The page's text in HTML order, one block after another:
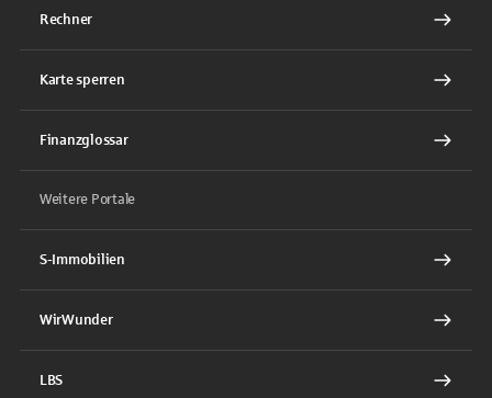
Rechner
Karte sperren
Finanzglossar
Weitere Portale
S-Immobilien
WirWunder
LBS